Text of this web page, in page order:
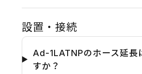
設置・接続
Ad-1LATNPのホース延長
すか？